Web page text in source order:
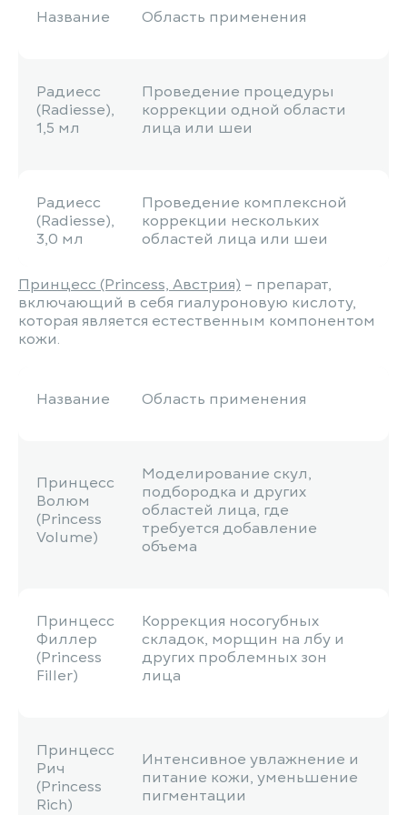
Название Область применения
Радиесс
(Radiesse),
1,5 мл
Проведение процедуры
коррекции одной области
лица или шеи
Радиесс
(Radiesse),
3,0 мл
Проведение комплексной
коррекции нескольких
областей лица или шеи
Принцесс (Princess, Австрия) – препарат,
включающий в себя гиалуроновую кислоту,
которая является естественным компонентом
кожи.
Название Область применения
Принцесс
Волюм
(Princess
Volume)
Моделирование скул,
подбородка и других
областей лица, где
требуется добавление
объема
Принцесс
Филлер
(Princess
Filler)
Коррекция носогубных
складок, морщин на лбу и
других проблемных зон
лица
Принцесс
Рич
(Princess
Rich)
Интенсивное увлажнение и
питание кожи, уменьшение
пигментации